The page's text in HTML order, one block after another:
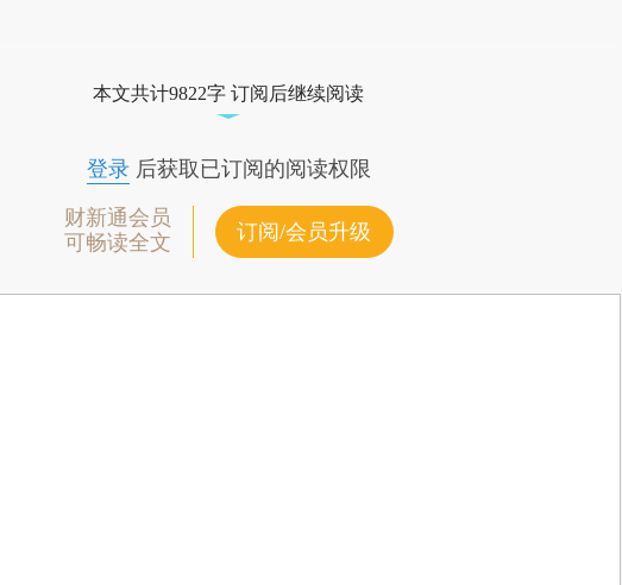
本文共计9822字 订阅后继续阅读
登录后获取已订阅的阅读权限
财新通会员
可畅读全文
订阅/会员升级